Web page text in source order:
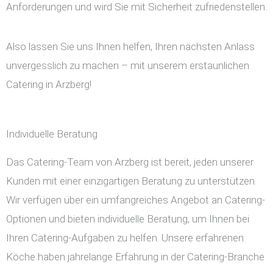
Anforderungen und wird Sie mit Sicherheit zufriedenstellen.
Also lassen Sie uns Ihnen helfen, Ihren nächsten Anlass
unvergesslich zu machen – mit unserem erstaunlichen
Catering in Arzberg!
Individuelle Beratung
Das Catering-Team von Arzberg ist bereit, jeden unserer
Kunden mit einer einzigartigen Beratung zu unterstützen.
Wir verfügen über ein umfangreiches Angebot an Catering-
Optionen und bieten individuelle Beratung, um Ihnen bei
Ihren Catering-Aufgaben zu helfen. Unsere erfahrenen
Köche haben jahrelange Erfahrung in der Catering-Branche